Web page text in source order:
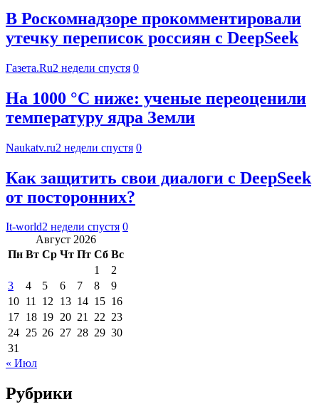
В Роскомнадзоре прокомментировали
утечку переписок россиян с DeepSeek
Газета.Ru2 недели спустя 0
На 1000 °C ниже: ученые переоценили
температуру ядра Земли
Naukatv.ru2 недели спустя 0
Как защитить свои диалоги с DeepSeek
от посторонних?
It-world2 недели спустя 0
Август 2026
Пн Вт Ср Чт Пт Сб Вс
1
2
3
4 5 6 7 8
9
10 11 12 13 14 15 16
17 18 19 20 21 22 23
24 25 26 27 28 29 30
31
« Июл
Рубрики